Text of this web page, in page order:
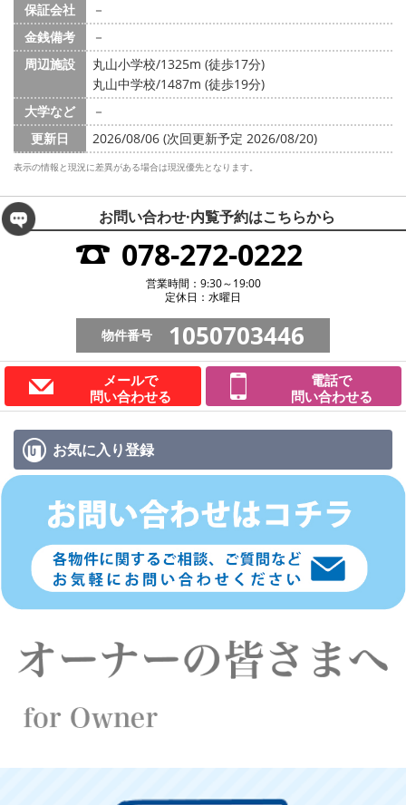
保証会社
－
金銭備考
－
周辺施設
丸山小学校/1325m (徒歩17分)
丸山中学校/1487m (徒歩19分)
大学など
－
更新日
2026/08/06 (次回更新予定 2026/08/20)
表示の情報と現況に差異がある場合は現況優先となります。
お問い合わせ·内覧予約はこちらから
078-272-0222
営業時間：9:30～19:00
定休日：水曜日
物件番号 1050703446
メールで
問い合わせる
電話で
問い合わせる
お気に入り登録